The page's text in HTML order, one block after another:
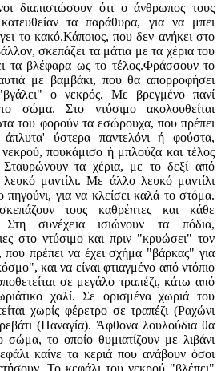
διαπιστώσουν ότι ο άνθρωπος τους
κατευθείαν τα παράθυρα, για να μπει
το κακό.Κάποιος, που δεν ανήκει στο
σκεπάζει τα μάτια με τα χέρια του
τα βλέφαρα ως το τέλος.Φράσσουν το
με βαμβάκι, που θα απορροφήσει
ο νεκρός. Με βρεγμένο πανί
σώμα. Στο ντύσιμο ακολουθείται
του φορούν τα εσώρουχα, που πρέπει
άπλυτα' ύστερα παντελόνι ή φούστα,
πουκάμισο ή μπλούζα και τέλος
Σταυρώνουν τα χέρια, με το δεξί από
μαντίλι. Με άλλο λευκό μαντίλι
πηγούνι, για να κλείσει καλά το στόμα.
τους καθρέπτες και κάθε
Στη συνέχεια ισιώνουν τα πόδια,
στο ντύσιμο και πριν "κρυώσει" τον
που πρέπει να έχει σχήμα "βάρκας" για
και να είναι φτιαγμένο από ντόπιο
σε μεγάλο τραπέζι, κάτω από
χαλί. Σε ορισμένα χωριά του
χωρίς φέρετρο σε τραπέζι (Ραχώνι
(Παναγία). Άφθονα λουλούδια θα
το οποίο θυμιατίζουν με λιβάνι
καίνε τα κεριά που ανάβουν όσοι